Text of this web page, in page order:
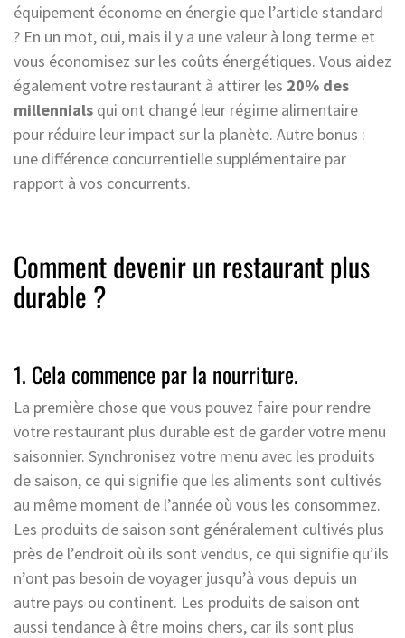
équipement économe en énergie que l’article standard
? En un mot, oui, mais il y a une valeur à long terme et
vous économisez sur les coûts énergétiques. Vous aidez
également votre restaurant à attirer les 20% des
millennials qui ont changé leur régime alimentaire
pour réduire leur impact sur la planète. Autre bonus :
une différence concurrentielle supplémentaire par
rapport à vos concurrents.
Comment devenir un restaurant plus
durable ?
1. Cela commence par la nourriture.
La première chose que vous pouvez faire pour rendre
votre restaurant plus durable est de garder votre menu
saisonnier. Synchronisez votre menu avec les produits
de saison, ce qui signifie que les aliments sont cultivés
au même moment de l’année où vous les consommez.
Les produits de saison sont généralement cultivés plus
près de l’endroit où ils sont vendus, ce qui signifie qu’ils
n’ont pas besoin de voyager jusqu’à vous depuis un
autre pays ou continent. Les produits de saison ont
aussi tendance à être moins chers, car ils sont plus